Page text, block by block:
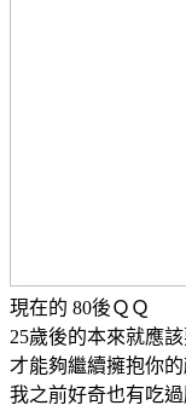
現在的 80後ＱＱ
25歲後的本來就應
才能夠繼續擁抱你的
我之前好奇也有吃